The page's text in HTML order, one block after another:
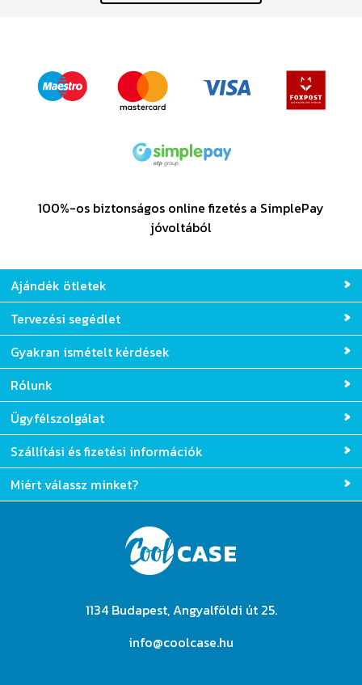
100%-os biztonságos online fizetés a SimplePay
jóvoltából
Ajándék ötletek
Tervezési segédlet
Gyakran ismételt kérdések
Rólunk
Ügyfélszolgálat
Szállítási és fizetési információk
Miért válassz minket?
1134 Budapest, Angyalföldi út 25.
info@coolcase.hu